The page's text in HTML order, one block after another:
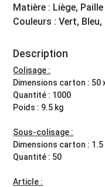
Matière : Liège, Paille
Couleurs : Vert, Bleu,
Description
Colisage :
Dimensions carton : 50
Quantité : 1000
Poids : 9.5 kg
Sous-colisage :
Dimensions carton : 1.5
Quantité : 50
Article :